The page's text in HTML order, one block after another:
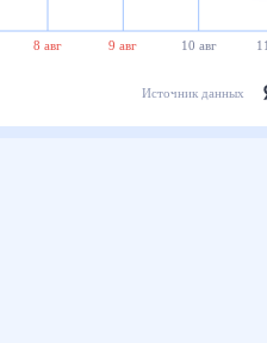
8 авг 9 авг 10 авг
Источник данных